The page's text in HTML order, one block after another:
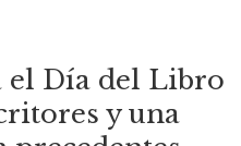
el Día del Libro
y una